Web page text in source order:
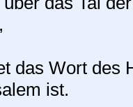
das Wort des
ist.